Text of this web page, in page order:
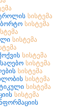
სისტემა
სისტემა
სისტემა
სისტემა
სისტემა
სისტემა
სისტემა
სისტემა
სისტემა